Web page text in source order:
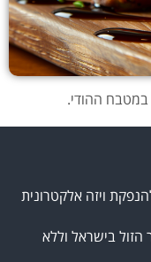
במטבח ההודי.
ויזה אלקטרונית
הזול בישראל וללא